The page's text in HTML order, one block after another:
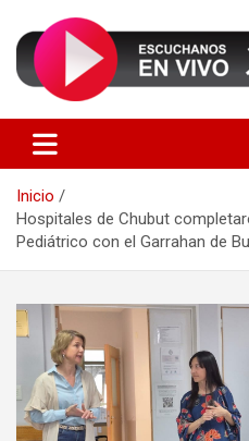
FM Patagonia
Inicio
Hospitales de Chubut
Pediátrico con el Garrahan de